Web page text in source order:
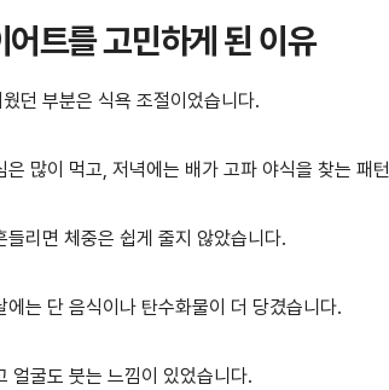
어트를 고민하게 된 이유
던 부분은 식욕 조절이었습니다.
은 많이 먹고, 저녁에는 배가 고파 야식을 찾는 패
들리면 체중은 쉽게 줄지 않았습니다.
에는 단 음식이나 탄수화물이 더 당겼습니다.
얼굴도 붓는 느낌이 있었습니다.